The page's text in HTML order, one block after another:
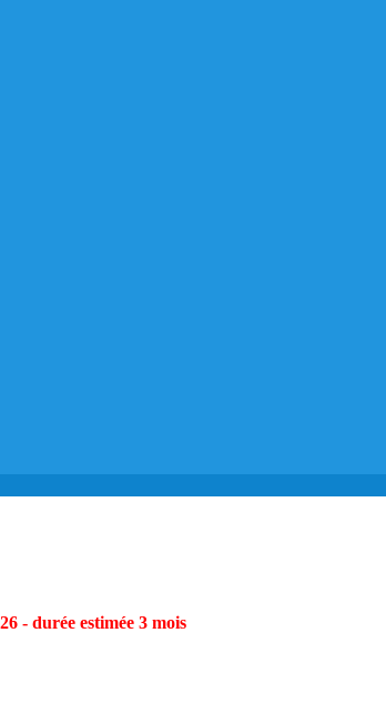
- durée estimée 3 mois